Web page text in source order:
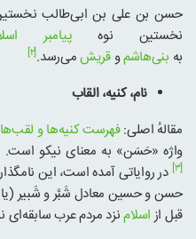
حسن بن علی بن ابی‌طالب
نخستین نوه پیامبر
به بنی‌هاشموقریشمی‌رسد.[۲]
نام، کنیه، القاب
مقالهٔ اصلی:فهرست کنیه‌ها و
واژه «حَسَن» به معنای نیکو است.
[۳] در روایاتی آمده است، این
حسن و حسین معادل شَبَّر و شَبیر (یا
قبل از اسلامنزد مردم عرب